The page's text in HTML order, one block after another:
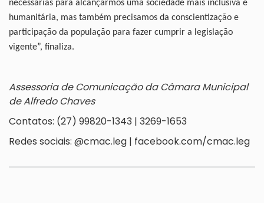
necessárias para alcançarmos uma sociedade mais inclusiva e
humanitária, mas também precisamos da conscientização e
participação da população para fazer cumprir a legislação
vigente”, finaliza.
Assessoria de Comunicação da Câmara Municipal
de Alfredo Chaves
Contatos: (27) 99820-1343 | 3269-1653
Redes sociais: @cmac.leg | facebook.com/cmac.leg